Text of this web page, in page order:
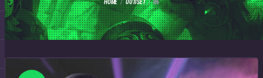
HOME UUTISET R6